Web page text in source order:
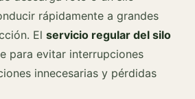
rápidamente a grandes
Elservicio regular del silo
para evitar interrupciones
innecesarias y pérdidas